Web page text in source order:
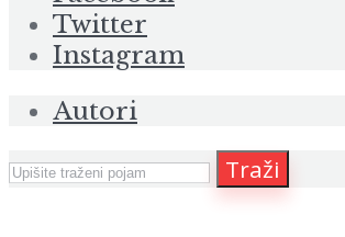
Twitter
Instagram
Autori
Traži